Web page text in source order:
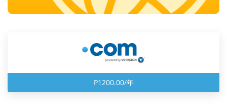
P1200.00/年